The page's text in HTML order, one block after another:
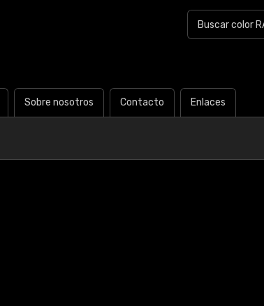
Sobre nosotros Contacto Enlaces